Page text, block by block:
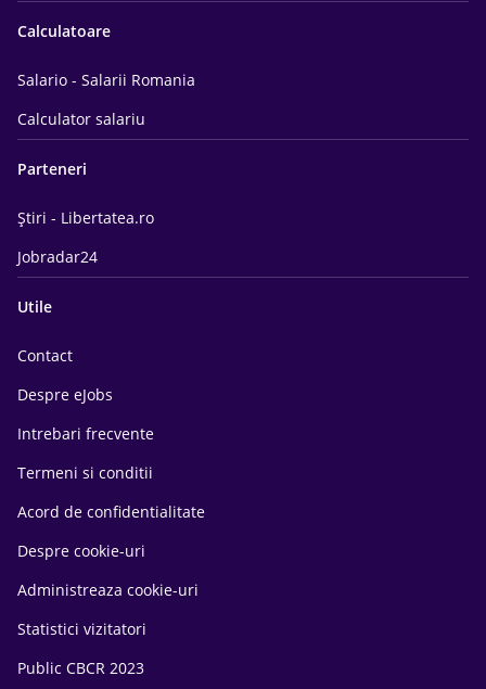
Calculatoare
Salario - Salarii Romania
Calculator salariu
Parteneri
Știri - Libertatea.ro
Jobradar24
Utile
Contact
Despre eJobs
Intrebari frecvente
Termeni si conditii
Acord de confidentialitate
Despre cookie-uri
Administreaza cookie-uri
Statistici vizitatori
Public CBCR 2023